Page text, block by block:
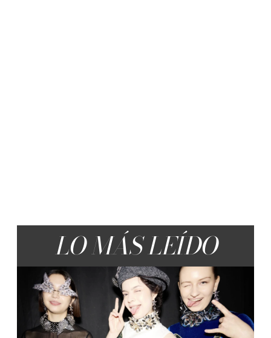
LO MÁS LEÍDO